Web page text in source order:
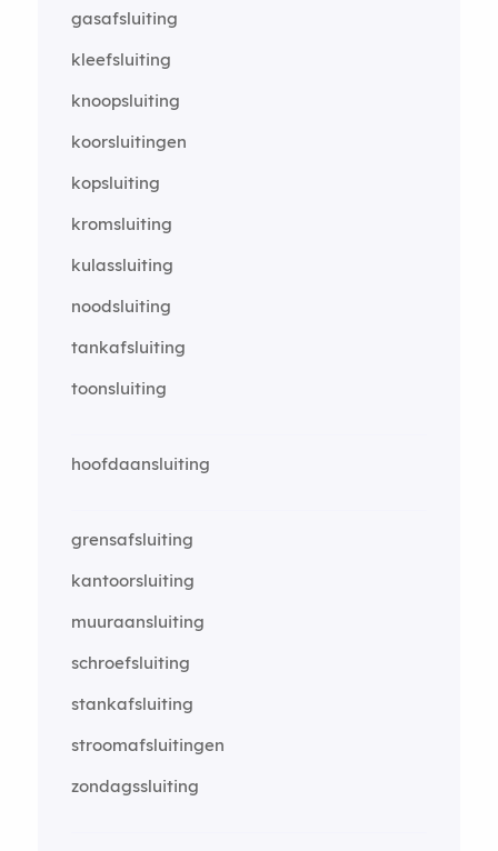
gasafsluiting
kleefsluiting
knoopsluiting
koorsluitingen
kopsluiting
kromsluiting
kulassluiting
noodsluiting
tankafsluiting
toonsluiting
hoofdaansluiting
grensafsluiting
kantoorsluiting
muuraansluiting
schroefsluiting
stankafsluiting
stroomafsluitingen
zondagssluiting